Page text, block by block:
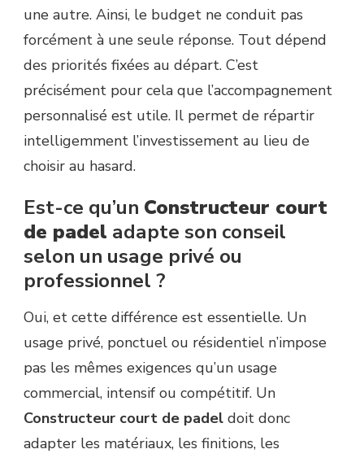
une autre. Ainsi, le budget ne conduit pas
forcément à une seule réponse. Tout dépend
des priorités fixées au départ. C’est
précisément pour cela que l’accompagnement
personnalisé est utile. Il permet de répartir
intelligemment l’investissement au lieu de
choisir au hasard.
Est-ce qu’un Constructeur court
de padel adapte son conseil
selon un usage privé ou
professionnel ?
Oui, et cette différence est essentielle. Un
usage privé, ponctuel ou résidentiel n’impose
pas les mêmes exigences qu’un usage
commercial, intensif ou compétitif. Un
Constructeur court de padel doit donc
adapter les matériaux, les finitions, les